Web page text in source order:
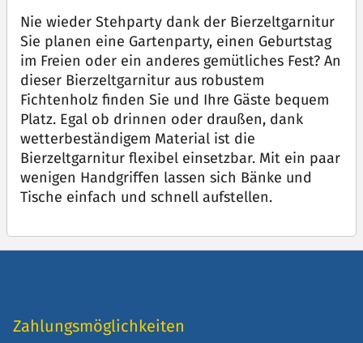
Nie wieder Stehparty dank der Bierzeltgarnitur
Sie planen eine Gartenparty, einen Geburtstag
im Freien oder ein anderes gemütliches Fest? An
dieser Bierzeltgarnitur aus robustem
Fichtenholz finden Sie und Ihre Gäste bequem
Platz. Egal ob drinnen oder draußen, dank
wetterbeständigem Material ist die
Bierzeltgarnitur flexibel einsetzbar. Mit ein paar
wenigen Handgriffen lassen sich Bänke und
Tische einfach und schnell aufstellen.
Zahlungsmöglichkeiten